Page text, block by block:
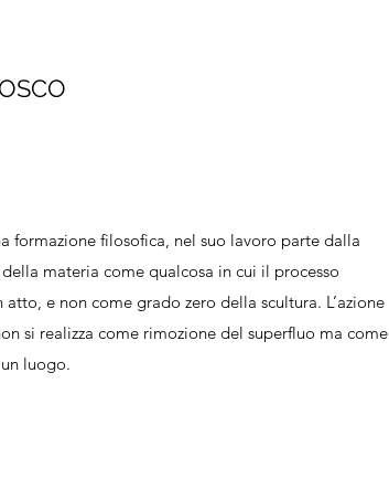
formazione filosofica, nel suo lavoro parte dalla
materia come qualcosa in cui il processo
e non come grado zero della scultura. L’azione
si realizza come rimozione del superfluo ma come
luogo.